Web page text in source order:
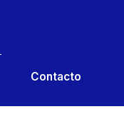
Contacto